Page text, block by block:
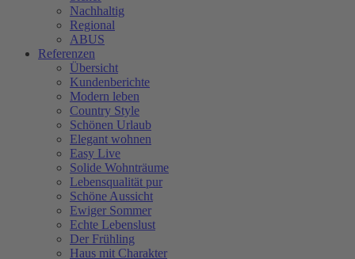
Nachhaltig
Regional
ABUS
Referenzen
Übersicht
Kundenberichte
Modern leben
Country Style
Schönen Urlaub
Elegant wohnen
Easy Live
Solide Wohnträume
Lebensqualität pur
Schöne Aussicht
Ewiger Sommer
Echte Lebenslust
Der Frühling
Haus mit Charakter